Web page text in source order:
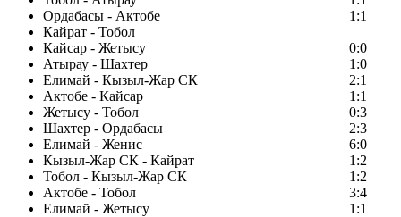
Ордабасы - Актобе
1:1
Кайрат - Тобол
Кайсар - Жетысу
0:0
Атырау - Шахтер
1:0
Елимай - Кызыл-Жар СК
2:1
Актобе - Кайсар
1:1
Жетысу - Тобол
0:3
Шахтер - Ордабасы
2:3
Елимай - Женис
6:0
Кызыл-Жар СК - Кайрат
1:2
Тобол - Кызыл-Жар СК
1:2
Актобе - Тобол
3:4
Елимай - Жетысу
1:1